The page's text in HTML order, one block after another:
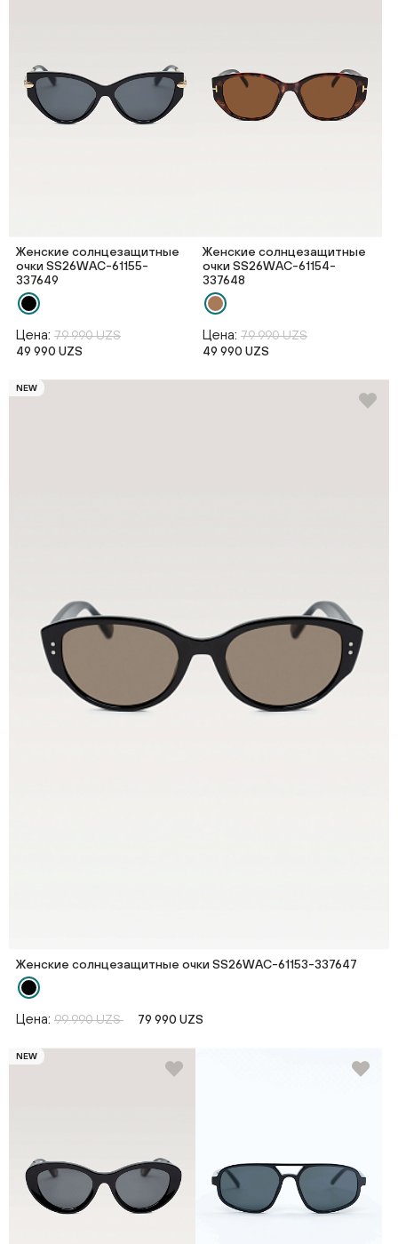
Женские солнцезащитные
очки SS26WAС-61155-
337649
Цена: 79 990 UZS
49 990 UZS
Женские солнцезащитные
очки SS26WAС-61154-
337648
Цена: 79 990 UZS
49 990 UZS
NEW
Женские солнцезащитные очки SS26WAС-61153-337647
Цена: 99 990 UZS 79 990 UZS
NEW